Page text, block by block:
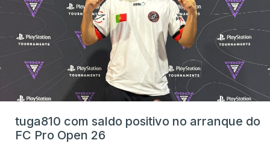
tuga810 com saldo positivo no arranque do
FC Pro Open 26